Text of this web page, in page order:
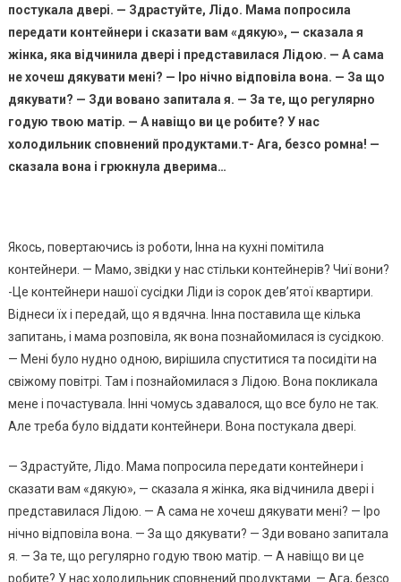
постукала двері. — Здрастуйте, Лідо. Мама попросила
передати контейнери і сказати вам «дякую», — сказала я
жінка, яка відчинила двері і представилася Лідою. — А сама
не хочеш дякувати мені? — Іро нічно відповіла вона. — За що
дякувати? — Зди вовано запитала я. — За те, що регулярно
годую твою матір. — А навіщо ви це робите? У нас
холодильник сповнений продуктами.т- Ага, безсо ромна! —
сказала вона і грюкнула дверима…
Якось, повертаючись із роботи, Інна на кухні помітила
контейнери. — Мамо, звідки у нас стільки контейнерів? Чиї вони?
-Це контейнери нашої сусідки Ліди із сорок дев’ятої квартири.
Віднеси їх і передай, що я вдячна. Інна поставила ще кілька
запитань, і мама розповіла, як вона познайомилася із сусідкою.
— Мені було нудно одною, вирішила спуститися та посидіти на
свіжому повітрі. Там і познайомилася з Лідою. Вона покликала
мене і почастувала. Інні чомусь здавалося, що все було не так.
Але треба було віддати контейнери. Вона постукала двері.
— Здрастуйте, Лідо. Мама попросила передати контейнери і
сказати вам «дякую», — сказала я жінка, яка відчинила двері і
представилася Лідою. — А сама не хочеш дякувати мені? — Іро
нічно відповіла вона. — За що дякувати? — Зди вовано запитала
я. — За те, що регулярно годую твою матір. — А навіщо ви це
робите? У нас холодильник сповнений продуктами. — Ага, безсо